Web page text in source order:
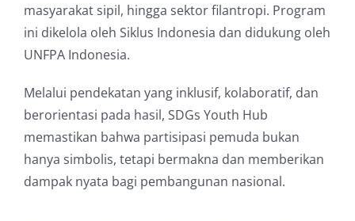
masyarakat sipil, hingga sektor filantropi. Program
ini dikelola oleh Siklus Indonesia dan didukung oleh
UNFPA Indonesia.
Melalui pendekatan yang inklusif, kolaboratif, dan
berorientasi pada hasil, SDGs Youth Hub
memastikan bahwa partisipasi pemuda bukan
hanya simbolis, tetapi bermakna dan memberikan
dampak nyata bagi pembangunan nasional.